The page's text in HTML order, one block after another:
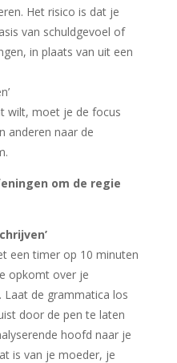
Het risico is dat je
van schuldgevoel of
in plaats van uit een
wilt, moet je de focus
anderen naar de
om de regie
een timer op 10 minuten
opkomt over je
Laat de grammatica los
door de pen te laten
hoofd naar je
is van je moeder, je